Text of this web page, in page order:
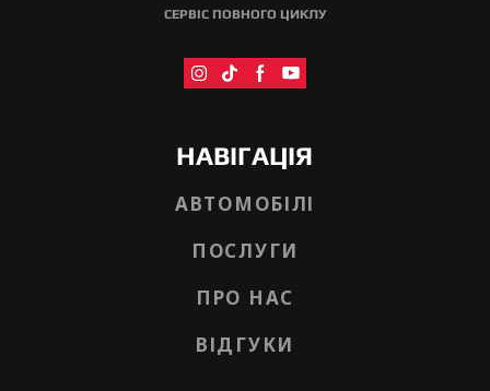
СЕРВІС ПОВНОГО ЦИКЛУ
НАВІГАЦІЯ
АВТОМОБІЛІ
ПОСЛУГИ
ПРО НАС
ВІДГУКИ